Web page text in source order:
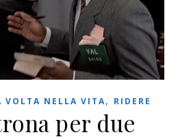
VOLTA NELLA VITA, RIDERE
per due